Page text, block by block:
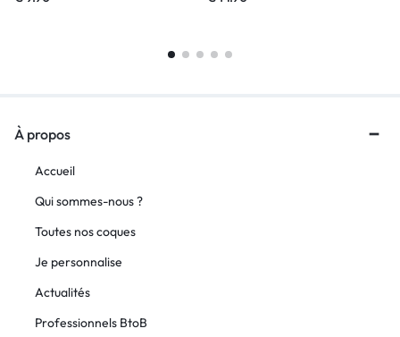
À propos
Accueil
Qui sommes-nous ?
Toutes nos coques
Je personnalise
Actualités
Professionnels BtoB